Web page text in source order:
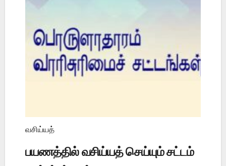
வசிய்யத்
பயணத்தில் வசிய்யத் செய்யும் சட்டம்